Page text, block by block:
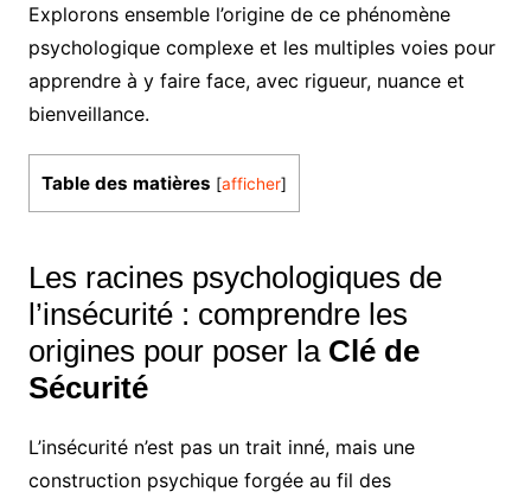
Explorons ensemble l’origine de ce phénomène
psychologique complexe et les multiples voies pour
apprendre à y faire face, avec rigueur, nuance et
bienveillance.
Table des matières [afficher]
Les racines psychologiques de
l’insécurité : comprendre les
origines pour poser la Clé de
Sécurité
L’insécurité n’est pas un trait inné, mais une
construction psychique forgée au fil des